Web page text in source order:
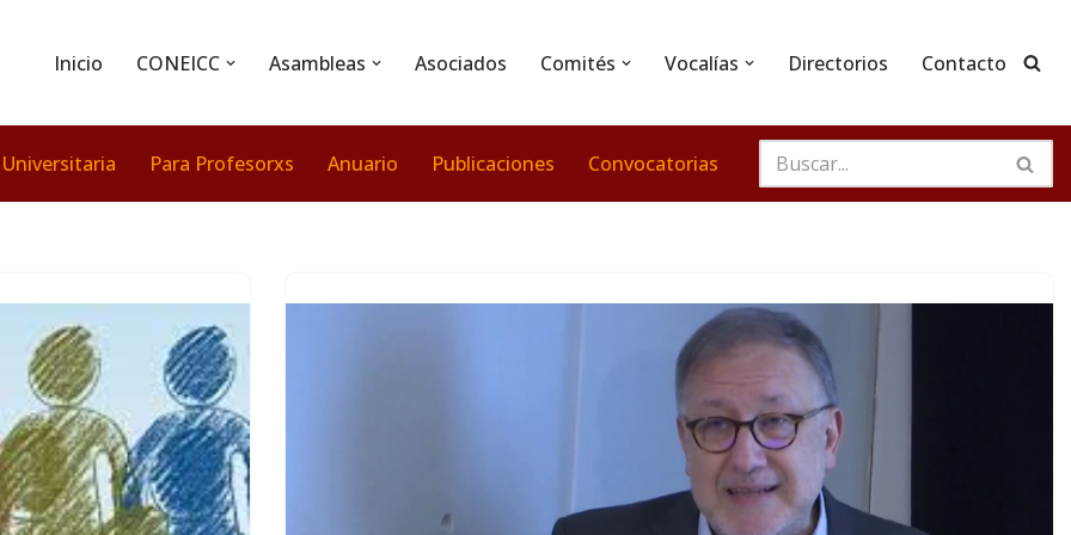
Inicio CONEICC Asambleas Asociados Comités Vocalías Directorios Contacto
Para Profesorxs Anuario Publicaciones Convocatorias